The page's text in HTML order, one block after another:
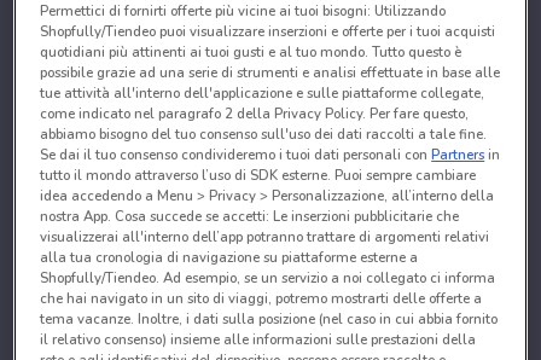
Permettici di fornirti offerte più vicine ai tuoi bisogni: Utilizzando
Shopfully/Tiendeo puoi visualizzare inserzioni e offerte per i tuoi acquisti
quotidiani più attinenti ai tuoi gusti e al tuo mondo. Tutto questo è
possibile grazie ad una serie di strumenti e analisi effettuate in base alle
tue attività all'interno dell'applicazione e sulle piattaforme collegate,
come indicato nel paragrafo 2 della Privacy Policy. Per fare questo,
abbiamo bisogno del tuo consenso sull'uso dei dati raccolti a tale fine.
Se dai il tuo consenso condivideremo i tuoi dati personali conPartnersin
tutto il mondo attraverso l’uso di SDK esterne. Puoi sempre cambiare
idea accedendo a Menu > Privacy > Personalizzazione, all’interno della
nostra App. Cosa succede se accetti: Le inserzioni pubblicitarie che
visualizzerai all'interno dell’app potranno trattare di argomenti relativi
alla tua cronologia di navigazione su piattaforme esterne a
Shopfully/Tiendeo. Ad esempio, se un servizio a noi collegato ci informa
che hai navigato in un sito di viaggi, potremo mostrarti delle offerte a
tema vacanze. Inoltre, i dati sulla posizione (nel caso in cui abbia fornito
il relativo consenso) insieme alle informazioni sulle prestazioni della